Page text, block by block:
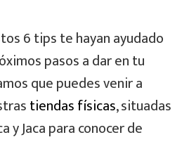
6 tips te hayan ayudado
pasos a dar en tu
que puedes venir a
tiendas físicas, situadas
y Jaca para conocer de